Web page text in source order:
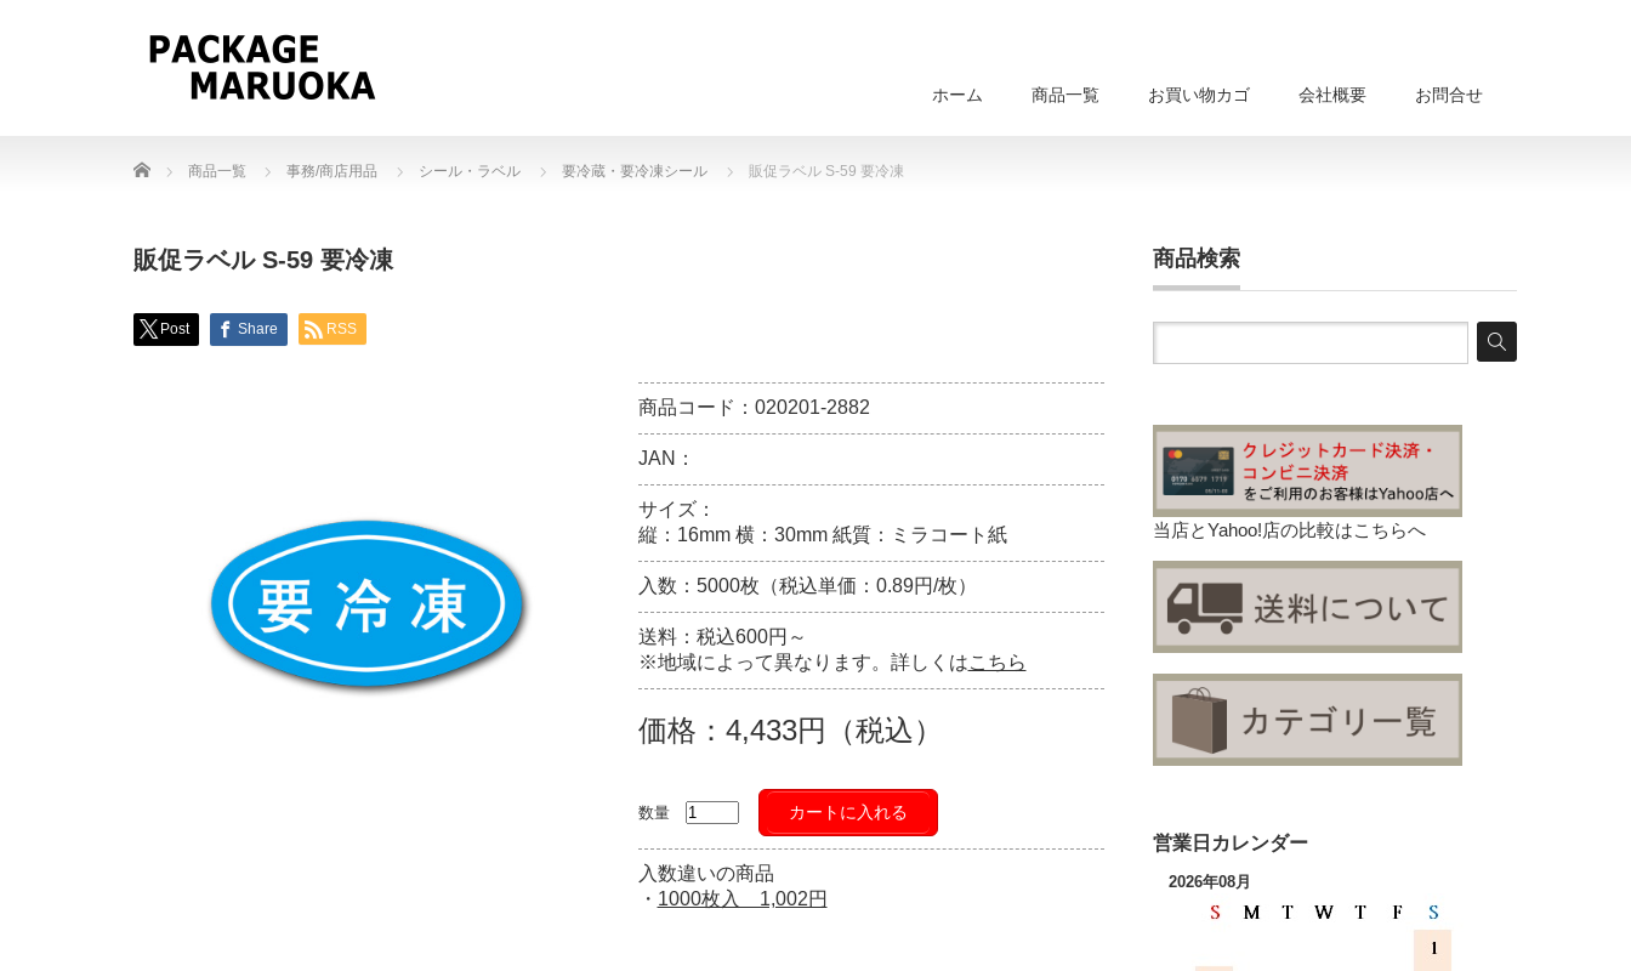
ホーム 商品一覧 お買い物カゴ 会社概要 お問合せ
Home 商品一覧 事務/商店用品 シール・ラベル 要冷蔵・要冷凍シール 販促ラベル S-59 要冷凍
販促ラベル S-59 要冷凍
Post Share RSS
商品コード：020201-2882
JAN：
サイズ：
縦：16mm 横：30mm 紙質：ミラコート紙
入数：5000枚（税込単価：0.89円/枚）
送料：税込600円～
※地域によって異なります。詳しくはこちら
価格：4,433円（税込）
数量 カートに入れる
入数違いの商品
・ 1000枚入 1,002円
商品検索
当店とYahoo!店の比較はこちらへ
営業日カレンダー
2026年08月